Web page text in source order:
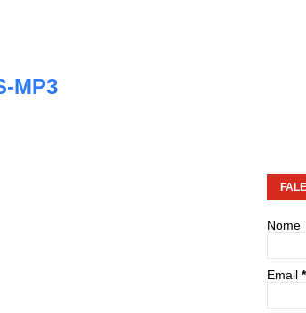
MP3
Nome
Email *